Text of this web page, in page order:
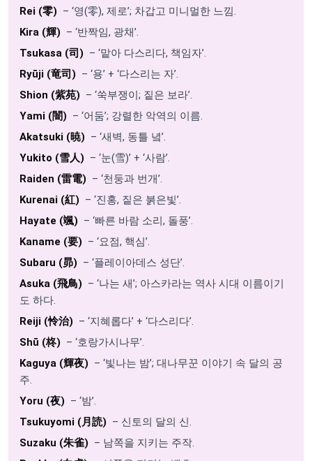
Rei (零) – ‘영(零), 제로’; 차갑고 미니멀한 느낌.
Kira (輝) – ‘반짝임, 광채’.
Tsukasa (司) – ‘맡아 다스리다, 책임자’.
Ryūji (竜司) – ‘용’ + ‘다스리는 자’.
Shion (紫苑) – ‘쑥부쟁이; 짙은 보라’.
Yami (闇) – ‘어둠’; 강렬한 악역의 이름.
Akatsuki (暁) – ‘새벽, 동틀 녘’.
Yukito (雪人) – ‘눈(雪)’ + ‘사람’.
Raiden (雷電) – ‘천둥과 번개’.
Kurenai (紅) – ‘진홍, 짙은 붉은빛’.
Hayate (颯) – ‘빠른 바람 소리, 돌풍’.
Kaname (要) – ‘요점, 핵심’.
Subaru (昴) – ‘플레이아데스 성단’.
Asuka (飛鳥) – ‘나는 새’; 아스카라는 역사 시대 이름이기
도 하다.
Reiji (怜治) – ‘지혜롭다’ + ‘다스리다’.
Shū (柊) – ‘호랑가시나무’.
Kaguya (輝夜) – ‘빛나는 밤’; 대나무꾼 이야기 속 달의 공
주.
Yoru (夜) – ‘밤’.
Tsukuyomi (月読) – 신토의 달의 신.
Suzaku (朱雀) – 남쪽을 지키는 주작.